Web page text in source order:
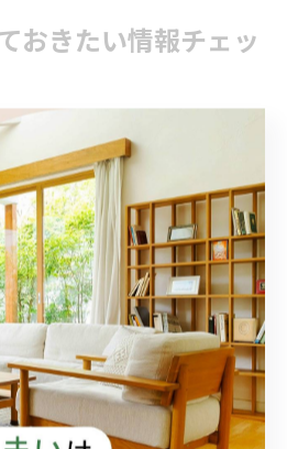
おきたい情報チェッ
（「小さなお困りごともまるっ
姿）
・素材などの手がかり
将来計画（介護や子育て等）
かせる条件
フォーム 費用」の幅
ジ（「なんでもリフォーム」で
）
な時間帯（「頼れる便利屋」
しやすい）